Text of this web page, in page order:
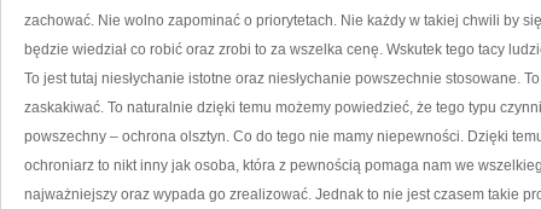
zachować. Nie wolno zapominać o priorytetach. Nie każdy w takiej chwili by
będzie wiedział co robić oraz zrobi to za wszelka cenę. Wskutek tego tacy
To jest tutaj niesłychanie istotne oraz niesłychanie powszechnie stosowane.
zaskakiwać. To naturalnie dzięki temu możemy powiedzieć, że tego typu
powszechny – ochrona olsztyn. Co do tego nie mamy niepewności. Dzięki
ochroniarz to nikt inny jak osoba, która z pewnością pomaga nam we
najważniejszy oraz wypada go zrealizować. Jednak to nie jest czasem takie